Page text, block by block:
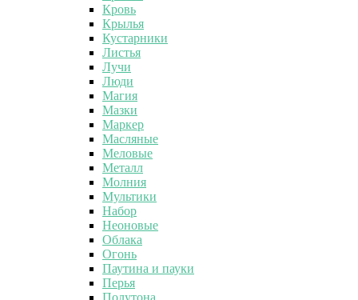
Кровь
Крылья
Кустарники
Листья
Лучи
Люди
Магия
Мазки
Маркер
Масляные
Меловые
Металл
Молния
Мультики
Набор
Неоновые
Облака
Огонь
Паутина и пауки
Перья
Полутона